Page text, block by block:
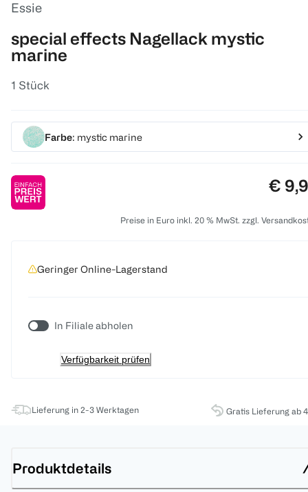
Essie
special effects Nagellack mystic
marine
1 Stück
Farbe: mystic marine
€
Preise in Euro inkl. 20 % MwSt. zzgl.
Geringer Online-Lagerstand
In Filiale abholen
Verfügbarkeit prüfen
Lieferung in 2-3 Werktagen Gratis Lieferung ab
Produktdetails